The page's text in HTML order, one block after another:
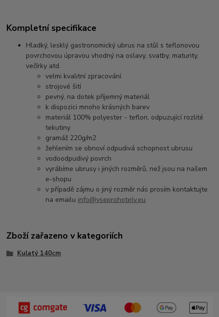
Kompletní specifikace
Hladký, lesklý gastronomický ubrus na stůl s teflonovou
povrchovou úpravou vhodný na oslavy, svatby, maturity,
večírky atd.
velmi kvalitní zpracování
strojové šití
pevný, na dotek příjemný materiál
k dispozici mnoho krásných barev
materiál 100% polyester - teflon, odpuzující rozlité
tekutiny
gramáž 220g/m2
žehlením se obnoví odpudivá schopnost ubrusu
vodoodpudivý povrch
vyrábíme ubrusy i jiných rozměrů, než jsou na našem
e-shopu
v případě zájmu o jiný rozměr nás prosím kontaktujte
na emailu info@vseprohotely.eu
Zboží zařazeno v kategoriích
Kulatý 140cm